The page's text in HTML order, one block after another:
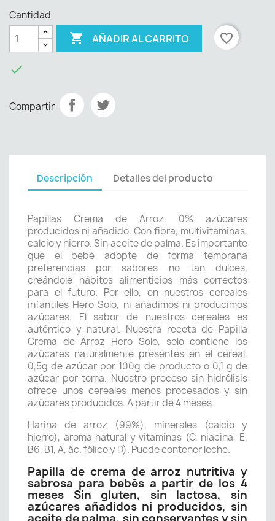
Cantidad
 AÑADIR AL CARRITO favorite_border

Compartir
Descripción Detalles del producto
Papillas Crema de Arroz. 0% azúcares
producidos ni añadido. Con fibra, multivitaminas,
calcio y hierro. Sin aceite de palma. Es importante
que el bebé adopte de forma temprana
preferencias por sabores no tan dulces,
creándole hábitos alimenticios más correctos
para el futuro. Por ello, en nuestros cereales
infantiles Hero Solo, ni añadimos ni producimos
azúcares. El sabor de nuestros cereales es
auténtico y natural. Nuestra receta de Papilla
Crema de Arroz Hero Solo, solo contiene los
azúcares naturalmente presentes en el cereal,
0,5g de azúcar por 100g de producto o 0,1 g de
azúcar por toma. Nuestro proceso sin hidrólisis
ofrece unos cereales menos procesados y sin
azúcares producidos. A partir de 4 meses.
Harina de arroz (99%), minerales (calcio y
hierro), aroma natural y vitaminas (C, niacina, E,
B6, B1, A, ác. fólico y D). Puede contener leche.
Papilla de crema de arroz nutritiva y
sabrosa para bebés a partir de los 4
meses Sin gluten, sin lactosa, sin
azúcares añadidos ni producidos, sin